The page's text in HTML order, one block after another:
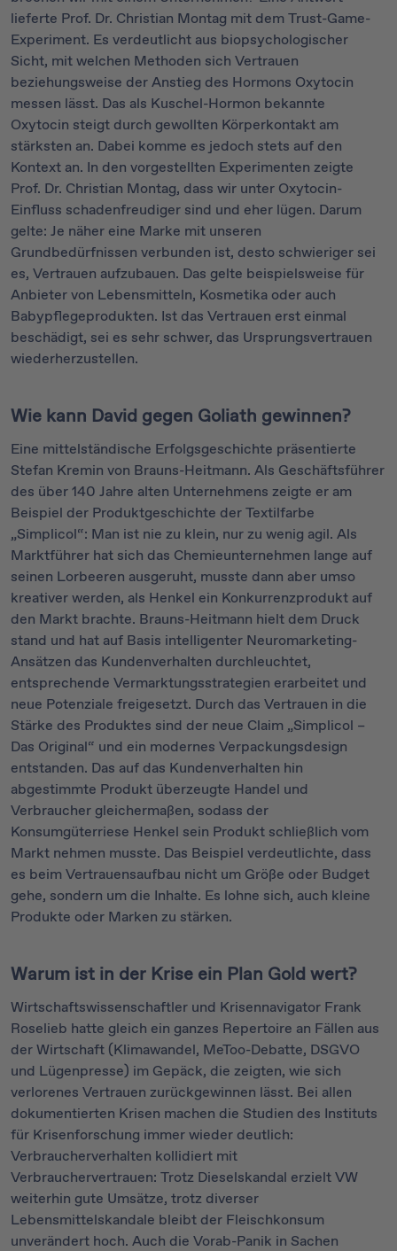
lieferte Prof. Dr. Christian Montag mit dem Trust-Game-
Experiment. Es verdeutlicht aus biopsychologischer
Sicht, mit welchen Methoden sich Vertrauen
beziehungsweise der Anstieg des Hormons Oxytocin
messen lässt. Das als Kuschel-Hormon bekannte
Oxytocin steigt durch gewollten Körperkontakt am
stärksten an. Dabei komme es jedoch stets auf den
Kontext an. In den vorgestellten Experimenten zeigte
Prof. Dr. Christian Montag, dass wir unter Oxytocin-
Einfluss schadenfreudiger sind und eher lügen. Darum
gelte: Je näher eine Marke mit unseren
Grundbedürfnissen verbunden ist, desto schwieriger sei
es, Vertrauen aufzubauen. Das gelte beispielsweise für
Anbieter von Lebensmitteln, Kosmetika oder auch
Babypflegeprodukten. Ist das Vertrauen erst einmal
beschädigt, sei es sehr schwer, das Ursprungsvertrauen
wiederherzustellen.
Wie kann David gegen Goliath gewinnen?
Eine mittelständische Erfolgsgeschichte präsentierte
Stefan Kremin von Brauns-Heitmann. Als Geschäftsführer
des über 140 Jahre alten Unternehmens zeigte er am
Beispiel der Produktgeschichte der Textilfarbe
„Simplicol“: Man ist nie zu klein, nur zu wenig agil. Als
Marktführer hat sich das Chemieunternehmen lange auf
seinen Lorbeeren ausgeruht, musste dann aber umso
kreativer werden, als Henkel ein Konkurrenzprodukt auf
den Markt brachte. Brauns-Heitmann hielt dem Druck
stand und hat auf Basis intelligenter Neuromarketing-
Ansätzen das Kundenverhalten durchleuchtet,
entsprechende Vermarktungsstrategien erarbeitet und
neue Potenziale freigesetzt. Durch das Vertrauen in die
Stärke des Produktes sind der neue Claim „Simplicol –
Das Original“ und ein modernes Verpackungsdesign
entstanden. Das auf das Kundenverhalten hin
abgestimmte Produkt überzeugte Handel und
Verbraucher gleichermaßen, sodass der
Konsumgüterriese Henkel sein Produkt schließlich vom
Markt nehmen musste. Das Beispiel verdeutlichte, dass
es beim Vertrauensaufbau nicht um Größe oder Budget
gehe, sondern um die Inhalte. Es lohne sich, auch kleine
Produkte oder Marken zu stärken.
Warum ist in der Krise ein Plan Gold wert?
Wirtschaftswissenschaftler und Krisennavigator Frank
Roselieb hatte gleich ein ganzes Repertoire an Fällen aus
der Wirtschaft (Klimawandel, MeToo-Debatte, DSGVO
und Lügenpresse) im Gepäck, die zeigten, wie sich
verlorenes Vertrauen zurückgewinnen lässt. Bei allen
dokumentierten Krisen machen die Studien des Instituts
für Krisenforschung immer wieder deutlich:
Verbraucherverhalten kollidiert mit
Verbrauchervertrauen: Trotz Dieselskandal erzielt VW
weiterhin gute Umsätze, trotz diverser
Lebensmittelskandale bleibt der Fleischkonsum
unverändert hoch. Auch die Vorab-Panik in Sachen